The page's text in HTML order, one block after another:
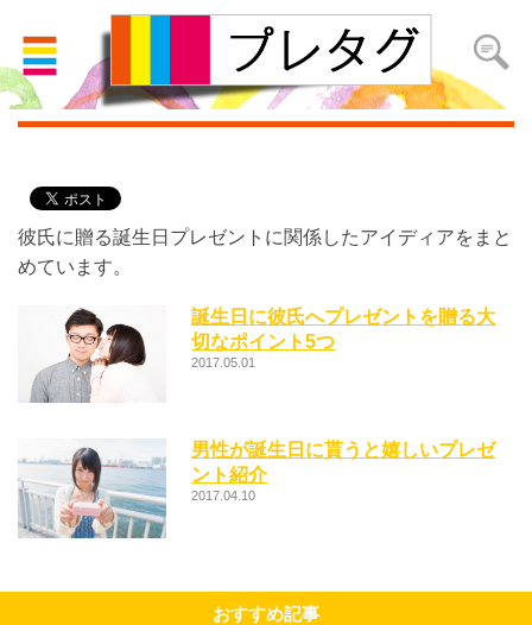
彼氏へ
彼氏に贈る誕生日プレゼントに関係したアイディアをまと
めています。
誕生日に彼氏へプレゼントを贈る大
切なポイント5つ
2017.05.01
男性が誕生日に貰うと嬉しいプレゼ
ント紹介
2017.04.10
おすすめ記事